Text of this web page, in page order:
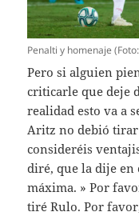
Penalti y homenaje
Pero si alguien
criticarle que deje
realidad esto va a
Aritz no debió
consideréis
diré, que la dije
máxima. » Por
tiré Rulo. Por